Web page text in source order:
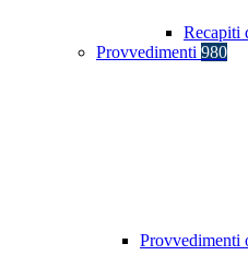
Recapiti
Provvedimenti 980
Provvedimenti